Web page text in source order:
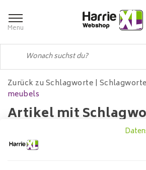
Menu
Zurück zu Schlagworte | Schlagworte
meubels
Artikel mit
happy@home